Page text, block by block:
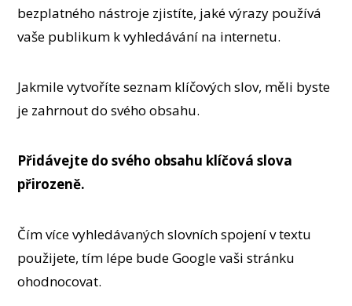
bezplatného nástroje zjistíte, jaké výrazy používá
vaše publikum k vyhledávání na internetu.
Jakmile vytvoříte seznam klíčových slov, měli byste
je zahrnout do svého obsahu.
Přidávejte do svého obsahu klíčová slova
přirozeně.
Čím více vyhledávaných slovních spojení v textu
použijete, tím lépe bude Google vaši stránku
ohodnocovat.